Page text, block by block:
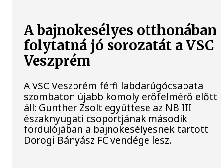
A bajnokesélyes otthonában
folytatná jó sorozatát a VSC
Veszprém
A VSC Veszprém férfi labdarúgócsapata
szombaton újabb komoly erőfelmérő előtt
áll: Gunther Zsolt együttese az NB III
északnyugati csoportjának második
fordulójában a bajnokesélyesnek tartott
Dorogi Bányász FC vendége lesz.